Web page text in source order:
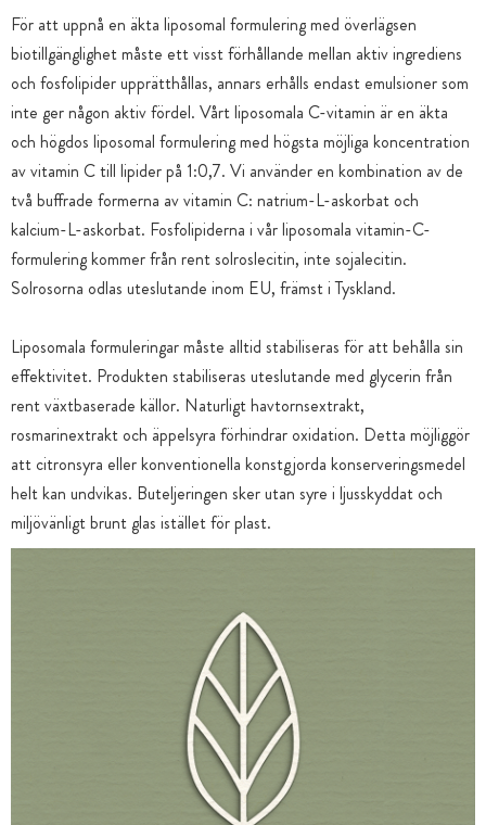
För att uppnå en äkta liposomal formulering med överlägsen
biotillgänglighet måste ett visst förhållande mellan aktiv ingrediens
och fosfolipider upprätthållas, annars erhålls endast emulsioner som
inte ger någon aktiv fördel. Vårt liposomala C-vitamin är en äkta
och högdos liposomal formulering med högsta möjliga koncentration
av vitamin C till lipider på 1:0,7. Vi använder en kombination av de
två buffrade formerna av vitamin C: natrium-L-askorbat och
kalcium-L-askorbat. Fosfolipiderna i vår liposomala vitamin-C-
formulering kommer från rent solroslecitin, inte sojalecitin.
Solrosorna odlas uteslutande inom EU, främst i Tyskland.
Liposomala formuleringar måste alltid stabiliseras för att behålla sin
effektivitet. Produkten stabiliseras uteslutande med glycerin från
rent växtbaserade källor. Naturligt havtornsextrakt,
rosmarinextrakt och äppelsyra förhindrar oxidation. Detta möjliggör
att citronsyra eller konventionella konstgjorda konserveringsmedel
helt kan undvikas. Buteljeringen sker utan syre i ljusskyddat och
miljövänligt brunt glas istället för plast.